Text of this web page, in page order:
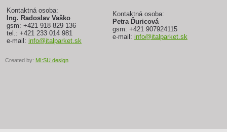
Kontaktná osoba:
Ing. Radoslav Vaško
gsm: +421 918 829 136
tel.: +421 233 014 981
e-mail: info@italparket.sk
Kontaktná osoba:
Petra Ďuricová
gsm: +421 907924115
e-mail: info@italparket.sk
Created by: MI:SU design